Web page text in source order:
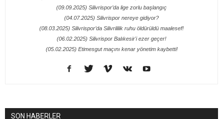
(09.09.2025) Silivrispor’da lige zorlu başlangıç
(04.07.2025) Silivrispor nereye gidiyor?
(08.03.2025) Silivrispor’da Silivrililik ruhu öldürüldü maalesef!
(06.02.2025) Silivrispor Balıkesir'i ezer geçer!
(05.02.2025) Etimesgut maçını kenar yönetim kaybetti!
SON HABERLER